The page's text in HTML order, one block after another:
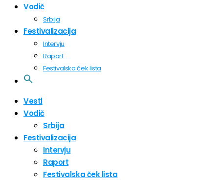
Vodič
Srbija
Festivalizacija
Intervju
Raport
Festivalska ček lista
Vesti
Vodič
Srbija
Festivalizacija
Intervju
Raport
Festivalska ček lista